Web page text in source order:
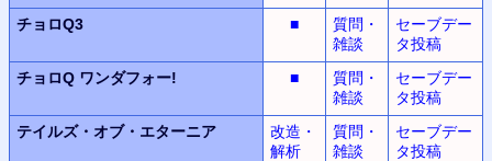
チョロQ3
■
質問・
雑談
セーブデー
タ投稿
チョロQ ワンダフォー! ■
質問・
雑談
セーブデー
タ投稿
テイルズ・オブ・エターニア
改造・
解析
質問・
雑談
セーブデー
タ投稿